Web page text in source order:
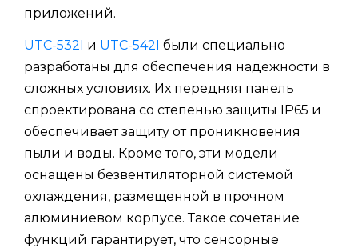
приложений.
UTC-532I и UTC-542I были специально
разработаны для обеспечения надежности в
сложных условиях. Их передняя панель
спроектирована со степенью защиты IP65 и
обеспечивает защиту от проникновения
пыли и воды. Кроме того, эти модели
оснащены безвентиляторной системой
охлаждения, размещенной в прочном
алюминиевом корпусе. Такое сочетание
функций гарантирует, что сенсорные